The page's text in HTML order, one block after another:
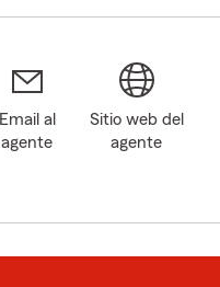
Email al
agente
Sitio web del
agente